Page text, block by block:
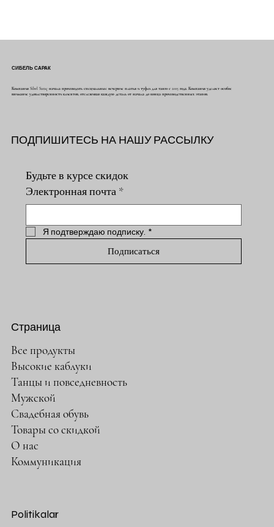
СИБЕЛЬ САРАК
Компания Sibel Saraç начала производить специальные вечерние платья и туфли для танго с 2015 года. Компания уделяет особое
внимание удовлетворенности клиентов, отслеживая каждую деталь от начала до конца производственных этапов.
ПОДПИШИТЕСЬ НА НАШУ РАССЫЛКУ
Будьте в курсе скидок
Электронная почта *
Я подтверждаю подписку. *
Подписаться
Страница
Все продукты
Высокие каблуки
Танцы и повседневность
Мужской
Свадебная обувь
Товары со скидкой
О нас
Коммуникация
Politikalar